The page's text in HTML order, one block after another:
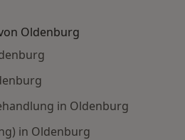
Oldenburg
in Oldenburg
in Oldenburg